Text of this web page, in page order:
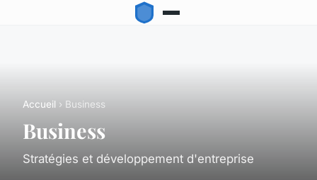
Accueil › Business
Business
Stratégies et développement d'entreprise